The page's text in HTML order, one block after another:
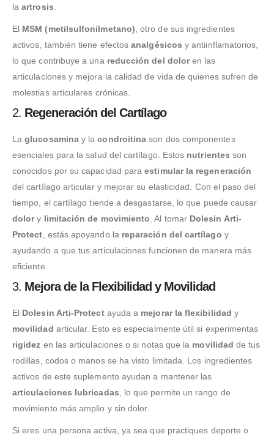
laartrosis.
El MSM (metilsulfonilmetano), otro de sus ingredientes
activos, también tiene efectosanalgésicos y antiinflamatorios,
lo que contribuye a una reducción del doloren las
articulaciones y mejora la calidad de vida de quienes sufren de
molestias articulares crónicas.
2. Regeneración del Cartílago
Laglucosamina y lacondroitina son dos componentes
esenciales para la salud del cartílago. Estos nutrientes son
conocidos por su capacidad paraestimular la regeneración
del cartílago articular y mejorar su elasticidad. Con el paso del
tiempo, el cartílago tiende a desgastarse, lo que puede causar
dolory limitación de movimiento. Al tomar Dolesin Arti-
Protect, estás apoyando la reparación del cartílago y
ayudando a que tus articulaciones funcionen de manera más
eficiente.
3. Mejora de la Flexibilidad y Movilidad
El Dolesin Arti-Protectayuda a mejorar la flexibilidad y
movilidad articular. Esto es especialmente útil si experimentas
rigidez en las articulaciones o si notas que la movilidad de tus
rodillas, codos o manos se ha visto limitada. Los ingredientes
activos de este suplemento ayudan a mantener las
articulaciones lubricadas, lo que permite un rango de
movimiento más amplio y sin dolor.
Si eres una persona activa, ya sea que practiques deporte o